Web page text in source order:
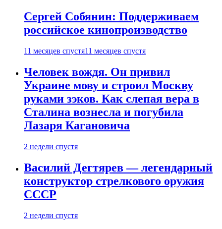
Сергей Собянин: Поддерживаем
российское кинопроизводство
11 месяцев спустя11 месяцев спустя
Человек вождя. Он привил
Украине мову и строил Москву
руками зэков. Как слепая вера в
Сталина вознесла и погубила
Лазаря Кагановича
2 недели спустя
Василий Дегтярев — легендарный
конструктор стрелкового оружия
СССР
2 недели спустя